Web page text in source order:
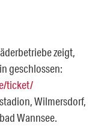
zeigt,
geschlossen:
ticket/
Wilmersdorf,
Wannsee.